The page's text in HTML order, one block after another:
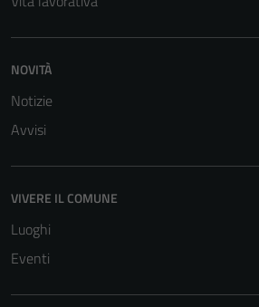
NOVITÀ
Notizie
Avvisi
VIVERE IL COMUNE
Luoghi
Eventi